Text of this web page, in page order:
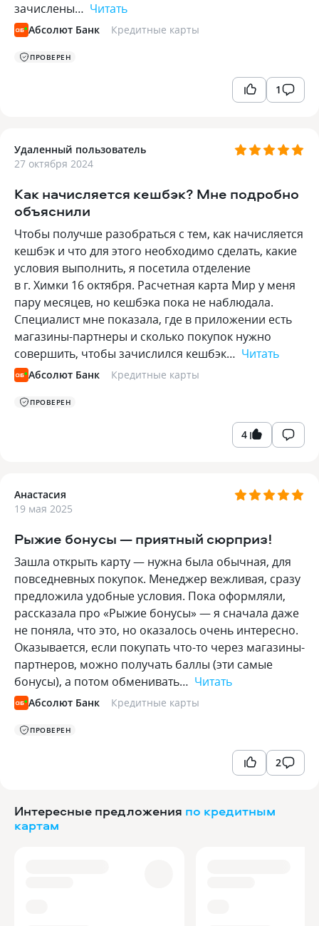
зачислены… Читать
Абсолют Банк Кредитные карты
ПРОВЕРЕН
1
Удаленный пользователь
27 октября 2024
Как начисляется кешбэк? Мне подробно
объяснили
Чтобы получше разобраться с тем, как начисляется
кешбэк и что для этого необходимо сделать, какие
условия выполнить, я посетила отделение
в г. Химки 16 октября. Расчетная карта Мир у меня
пару месяцев, но кешбэка пока не наблюдала.
Специалист мне показала, где в приложении есть
магазины-партнеры и сколько покупок нужно
совершить, чтобы зачислился кешбэк… Читать
Абсолют Банк Кредитные карты
ПРОВЕРЕН
4
Анастасия
19 мая 2025
Рыжие бонусы — приятный сюрприз!
Зашла открыть карту — нужна была обычная, для
повседневных покупок. Менеджер вежливая, сразу
предложила удобные условия. Пока оформляли,
рассказала про «Рыжие бонусы» — я сначала даже
не поняла, что это, но оказалось очень интересно.
Оказывается, если покупать что-то через магазины-
партнеров, можно получать баллы (эти самые
бонусы), а потом обменивать… Читать
Абсолют Банк Кредитные карты
ПРОВЕРЕН
2
Интересные предложения по кредитным
картам